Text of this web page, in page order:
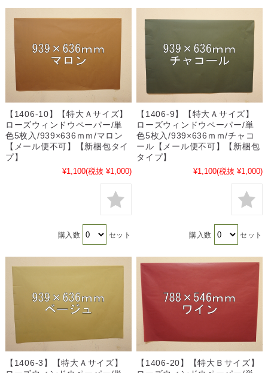
【1406-10】【特大Ａサイズ】
ローズウィンドウペーパー/単
色5枚入/939×636ｍｍ/マロン
【メール便不可】【新梱包タイ
プ】
¥1,100(税抜 ¥1,000)
購入数 セット
【1406-9】【特大Ａサイズ】
ローズウィンドウペーパー/単
色5枚入/939×636ｍｍ/チャコ
ール【メール便不可】【新梱包
タイプ】
¥1,100(税抜 ¥1,000)
購入数 セット
【1406-3】【特大Ａサイズ】
【1406-20】【特大Ｂサイズ】